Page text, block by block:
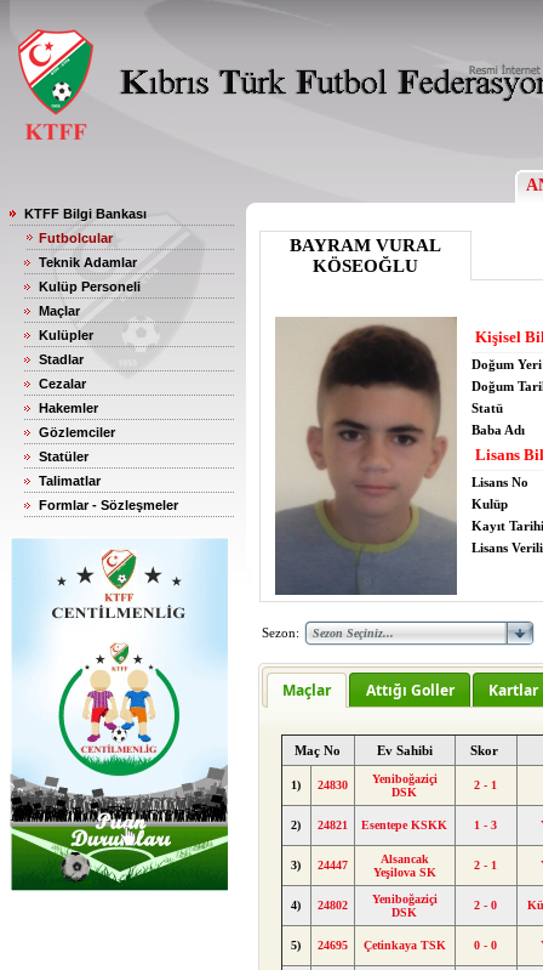
KTFF Bilgi Bankası
Futbolcular
Teknik Adamlar
Kulüp Personeli
Maçlar
Kulüpler
Stadlar
Cezalar
Hakemler
Gözlemciler
Statüler
Talimatlar
Formlar - Sözleşmeler
BAYRAM VURAL
KÖSEOĞLU
Kişisel
Doğum Yeri
Doğum
Statü
Baba Adı
Lisans
Lisans No
Kulüp
Kayıt Tarihi
Lisans
Sezon:
Maçlar Attığı Goller Kartlar
Maç No Ev Sahibi Skor
1) 24830
Yeniboğaziçi
DSK
2 - 1
2) 24821 Esentepe KSKK 1 - 3
3) 24447
Alsancak
Yeşilova SK
2 - 1
4) 24802
Yeniboğaziçi
DSK
2 - 0
5) 24695 Çetinkaya TSK 0 - 0